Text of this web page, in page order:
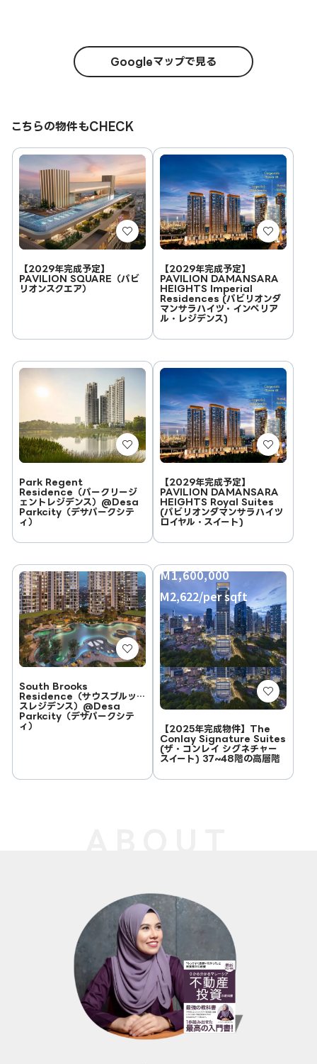
Googleマップで見る
こちらの物件もCHECK
【2029年完成予定】
PAVILION SQUARE（パビ
リオンスクエア）
【2029年完成予定】
PAVILION DAMANSARA
HEIGHTS Imperial
Residences (パビリオンダ
マンサラハイツ・インペリア
ル・レジデンス)
Park Regent
Residence（パークリージ
ェントレジデンス）@Desa
Parkcity（デサパークシテ
ィ）
【2029年完成予定】
PAVILION DAMANSARA
HEIGHTS Royal Suites
(パビリオンダマンサラハイツ
ロイヤル・スイート)
South Brooks
Residence（サウスブルック
スレジデンス）@Desa
Parkcity（デサパークシテ
ィ）
RM1,600,000
RM2,622/per sqft
【2025年完成物件】The
Conlay Signature Suites
(ザ・コンレイ シグネチャー
スイート) 37~48階の高層階